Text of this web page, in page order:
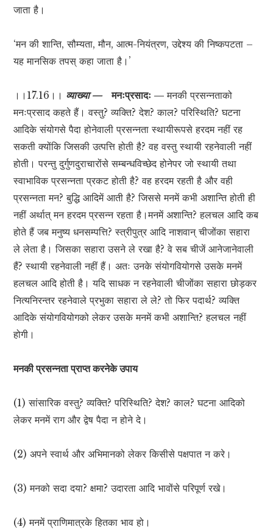
जाता है।
‘मन की शान्ति, सौम्यता, मौन, आत्म-नियंत्रण, उद्देश्य की निष्कपटता –
यह मानसिक तपस् कहा जाता है।’
।।17.16।। व्याख्या — मनःप्रसादः —मनकी प्रसन्नताको
मनःप्रसाद कहते हैं। वस्तु? व्यक्ति? देश? काल? परिस्थिति? घटना
आदिके संयोगसे पैदा होनेवाली प्रसन्नता स्थायीरूपसे हरदम नहीं रह
सकती क्योंकि जिसकी उत्पत्ति होती है? वह वस्तु स्थायी रहनेवाली नहीं
होती। परन्तु दुर्गुणदुराचारोंसे सम्बन्धविच्छेद होनेपर जो स्थायी तथा
स्वाभाविक प्रसन्नता प्रकट होती है? वह हरदम रहती है और वही
प्रसन्नता मन? बुद्धि आदिमें आती है? जिससे मनमें कभी अशान्ति होती ही
नहीं अर्थात् मन हरदम प्रसन्न रहता है।मनमें अशान्ति? हलचल आदि कब
होते हैं जब मनुष्य धनसम्पत्ति? स्त्रीपुत्र आदि नाशवान् चीजोंका सहारा
ले लेता है। जिसका सहारा उसने ले रखा है? वे सब चीजें आनेजानेवाली
हैं? स्थायी रहनेवाली नहीं हैं। अतः उनके संयोगवियोगसे उसके मनमें
हलचल आदि होती है। यदि साधक न रहनेवाली चीजोंका सहारा छोड़कर
नित्यनिरन्तर रहनेवाले प्रभुका सहारा ले ले? तो फिर पदार्थ? व्यक्ति
आदिके संयोगवियोगको लेकर उसके मनमें कभी अशान्ति? हलचल नहीं
होगी।
मनकी प्रसन्नता प्राप्त करनेके उपाय
(1) सांसारिक वस्तु? व्यक्ति? परिस्थिति? देश? काल? घटना आदिको
लेकर मनमें राग और द्वेष पैदा न होने दे।
(2) अपने स्वार्थ और अभिमानको लेकर किसीसे पक्षपात न करे।
(3) मनको सदा दया? क्षमा? उदारता आदि भावोंसे परिपूर्ण रखे।
(4) मनमें प्राणिमात्रके हितका भाव हो।